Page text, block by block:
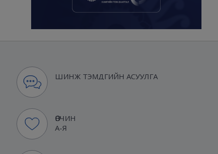
ШИНЖ ТЭМДГИЙН АСУУЛГА
ӨВЧИН
А-Я